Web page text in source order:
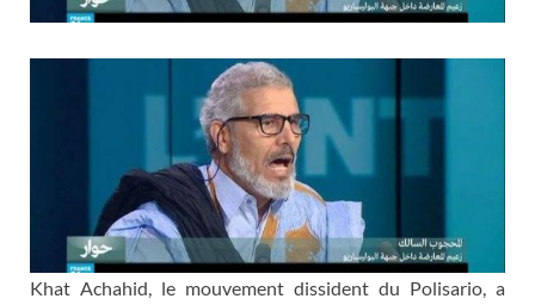
Khat Achahid, le mouvement dissident du Polisario, a